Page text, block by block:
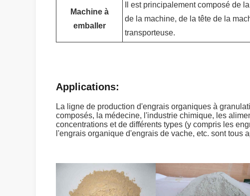
Machine à
emballer
Il est principalement composé de
de la machine, de la tête de la
transporteuse.
Applications:
La ligne de production d'engrais organiques à
composés, la médecine, l'industrie chimique, les
concentrations et de différents types (y compris les
l'engrais organique d'engrais de vache, etc. sont tous